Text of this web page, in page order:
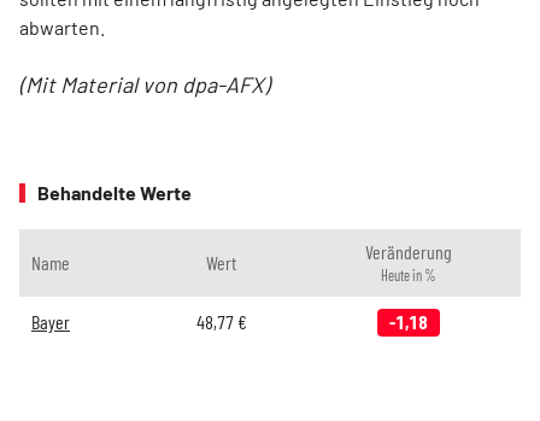
abwarten.
(Mit Material von dpa-AFX)
Behandelte Werte
Name Wert Veränderung
Heute in %
Bayer 48,77€ -1,18